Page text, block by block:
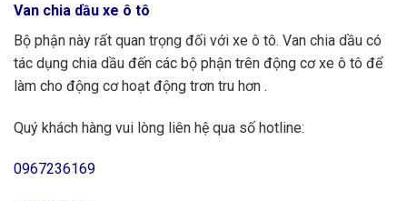
Van chia dầu xe ô tô
Bộ phận này rất quan trọng đối với xe ô tô. Van chia dầu có
tác dụng chia dầu đến các bộ phận trên động cơ xe ô tô để
làm cho động cơ hoạt động trơn tru hơn .
Quý khách hàng vui lòng liên hệ qua số hotline:
0967236169